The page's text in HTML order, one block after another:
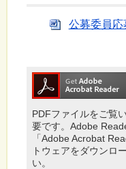
公募委員応
PDFファイルをご覧
要です。Adobe
「Adobe Acrobat
トウェアをダウンロ
い。